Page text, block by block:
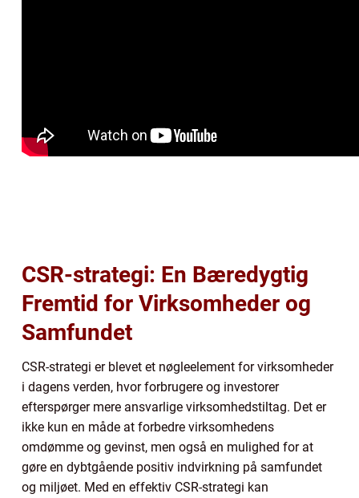
CSR-strategi: En Bæredygtig
Fremtid for Virksomheder og
Samfundet
CSR-strategi er blevet et nøgleelement for virksomheder
i dagens verden, hvor forbrugere og investorer
efterspørger mere ansvarlige virksomhedstiltag. Det er
ikke kun en måde at forbedre virksomhedens
omdømme og gevinst, men også en mulighed for at
gøre en dybtgående positiv indvirkning på samfundet
og miljøet. Med en effektiv CSR-strategi kan